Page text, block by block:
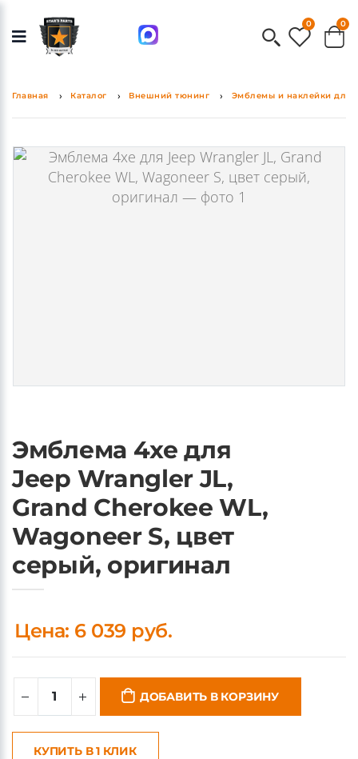
0 0
Главная Каталог Внешний тюнинг Эмблемы и наклейки для
Эмблема 4xe для
Jeep Wrangler JL,
Grand Cherokee WL,
Wagoneer S, цвет
серый, оригинал
Цена: 6 039 руб.
ДОБАВИТЬ В КОРЗИНУ
КУПИТЬ В 1 КЛИК